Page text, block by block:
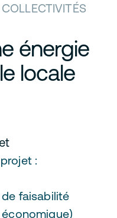
énergie
locale
:
faisabilité